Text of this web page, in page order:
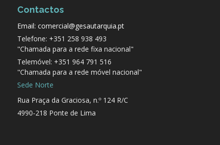
Contactos
Email: comercial@gesautarquia.pt
Telefone: +351 258 938 493
"Chamada para a rede fixa nacional"
Telemóvel: +351 964 791 516
"Chamada para a rede móvel nacional"
Sede Norte
Rua Praça da Graciosa, n.º 124 R/C
4990-218 Ponte de Lima